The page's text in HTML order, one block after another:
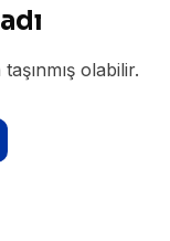
olabilir.